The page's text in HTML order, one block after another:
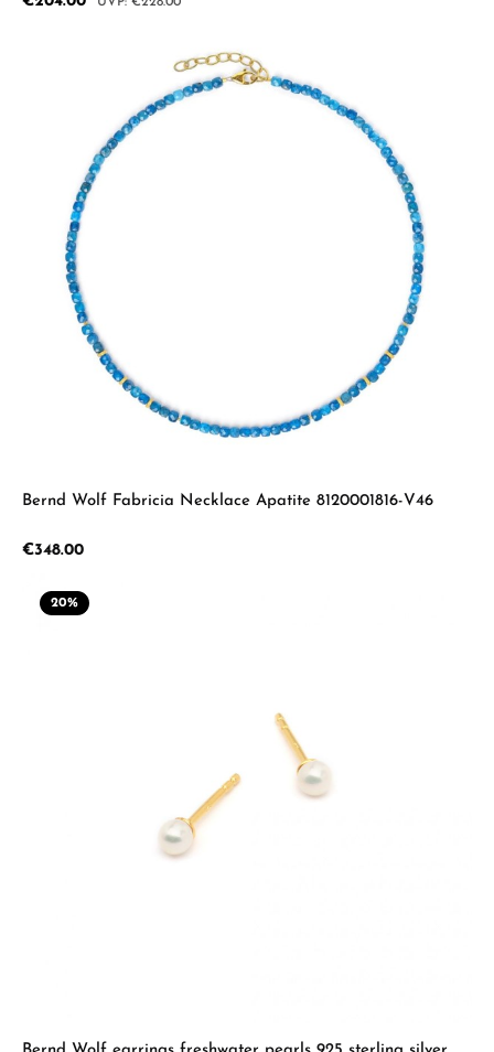
Bernd Wolf Fabricia Necklace Apatite 8120001816-V46
Regular price:
€348.00
20%